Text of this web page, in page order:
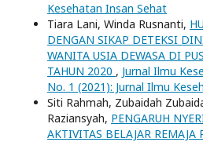
Kesehatan Insan Sehat
Tiara Lani, Winda Rusnanti,
DENGAN SIKAP DETEKSI
WANITA USIA DEWASA DI
TAHUN 2020 , Jurnal Ilmu
No. 1 (2021): Jurnal Ilmu
Siti Rahmah, Zubaidah
Raziansyah, PENGARUH
AKTIVITAS BELAJAR REMAJA